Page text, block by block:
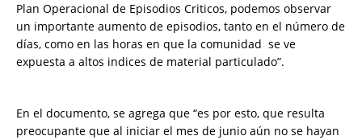
Plan Operacional de Episodios Criticos, podemos observar
un importante aumento de episodios, tanto en el número de
días, como en las horas en que la comunidad se ve
expuesta a altos indices de material particulado”.
En el documento, se agrega que “es por esto, que resulta
preocupante que al iniciar el mes de junio aún no se hayan